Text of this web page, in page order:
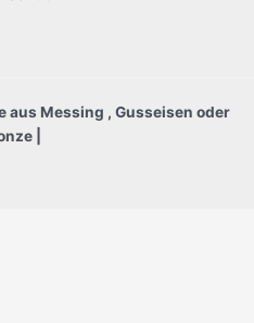
Messing , Gusseisen oder
|